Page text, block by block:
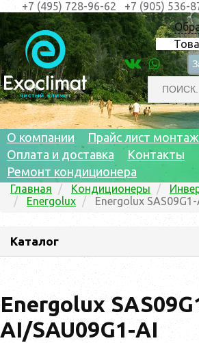
+7 (495) 728-96-62 +7 (905) 536-
О компании
Прайс лист
Оплата и доставка
Контакты
Ремонт кондиционера
Главная Кондиционеры
Energolux
Energolux
Каталог
Energolux
AI/SAU09G1-AI